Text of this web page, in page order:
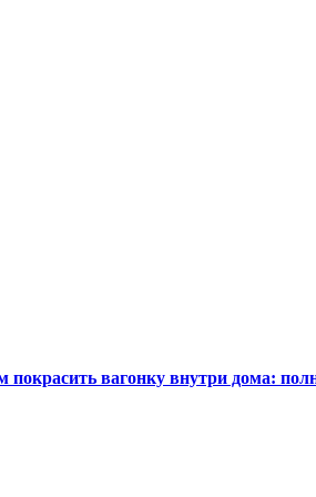
покрасить вагонку внутри дома: